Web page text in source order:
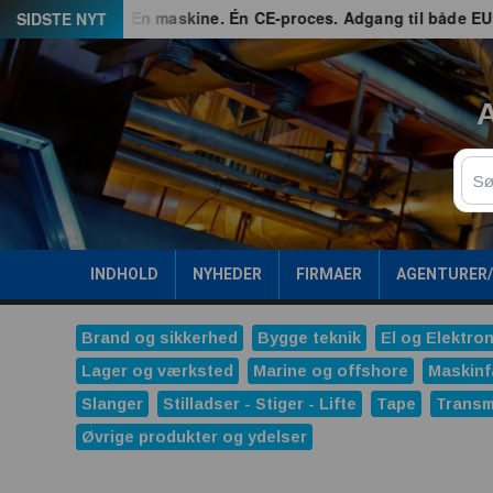
Spring
til
indhold
SIDSTE NYT
G3 – En maskine. Én CE-proces. Adgang til både EU og
Søg
INDHOLD NYHEDER FIRMAER
Brand og sikkerhed Bygge teknik El og
Lager og værksted
Marine og offshore
Slanger
Stilladser - Stiger - Lifte Tape
Øvrige produkter og ydelser